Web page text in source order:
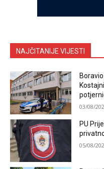
NAJČITANIJE VIJESTI
03/08/
PU
05/08/